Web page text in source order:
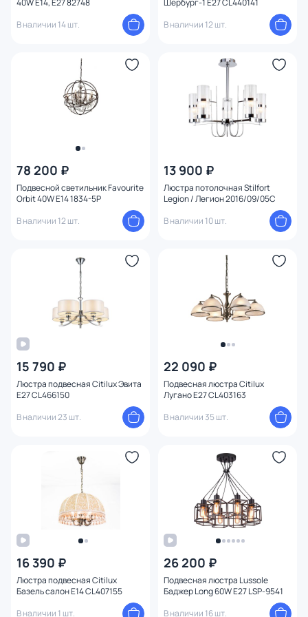
40W E14, E27 82748
В наличии 14 шт.
Шербург-1 E27 CL440141
В наличии 12 шт.
78 200 ₽
Подвесной светильник Favourite
Orbit 40W E14 1834-5P
В наличии 12 шт.
13 900 ₽
Люстра потолочная Stilfort
Legion / Легион 2016/09/05C
В наличии 10 шт.
15 790 ₽
Люстра подвесная Citilux Эвита
E27 CL466150
В наличии 23 шт.
22 090 ₽
Подвесная люстра Citilux
Лугано E27 CL403163
В наличии 35 шт.
16 390 ₽
Люстра подвесная Citilux
Базель салон E14 CL407155
В наличии 1 шт.
26 200 ₽
Подвесная люстра Lussole
Баджер Long 60W E27 LSP-9541
В наличии 16 шт.